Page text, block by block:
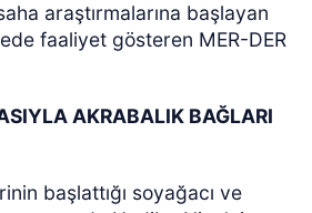
araştırmalarına başlayan
faaliyet gösteren MER-DER
AKRABALIK BAĞLARI
başlattığı soyağacı ve